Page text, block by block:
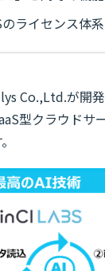
のライセンス体
Co.,Ltd.が開
型クラウド